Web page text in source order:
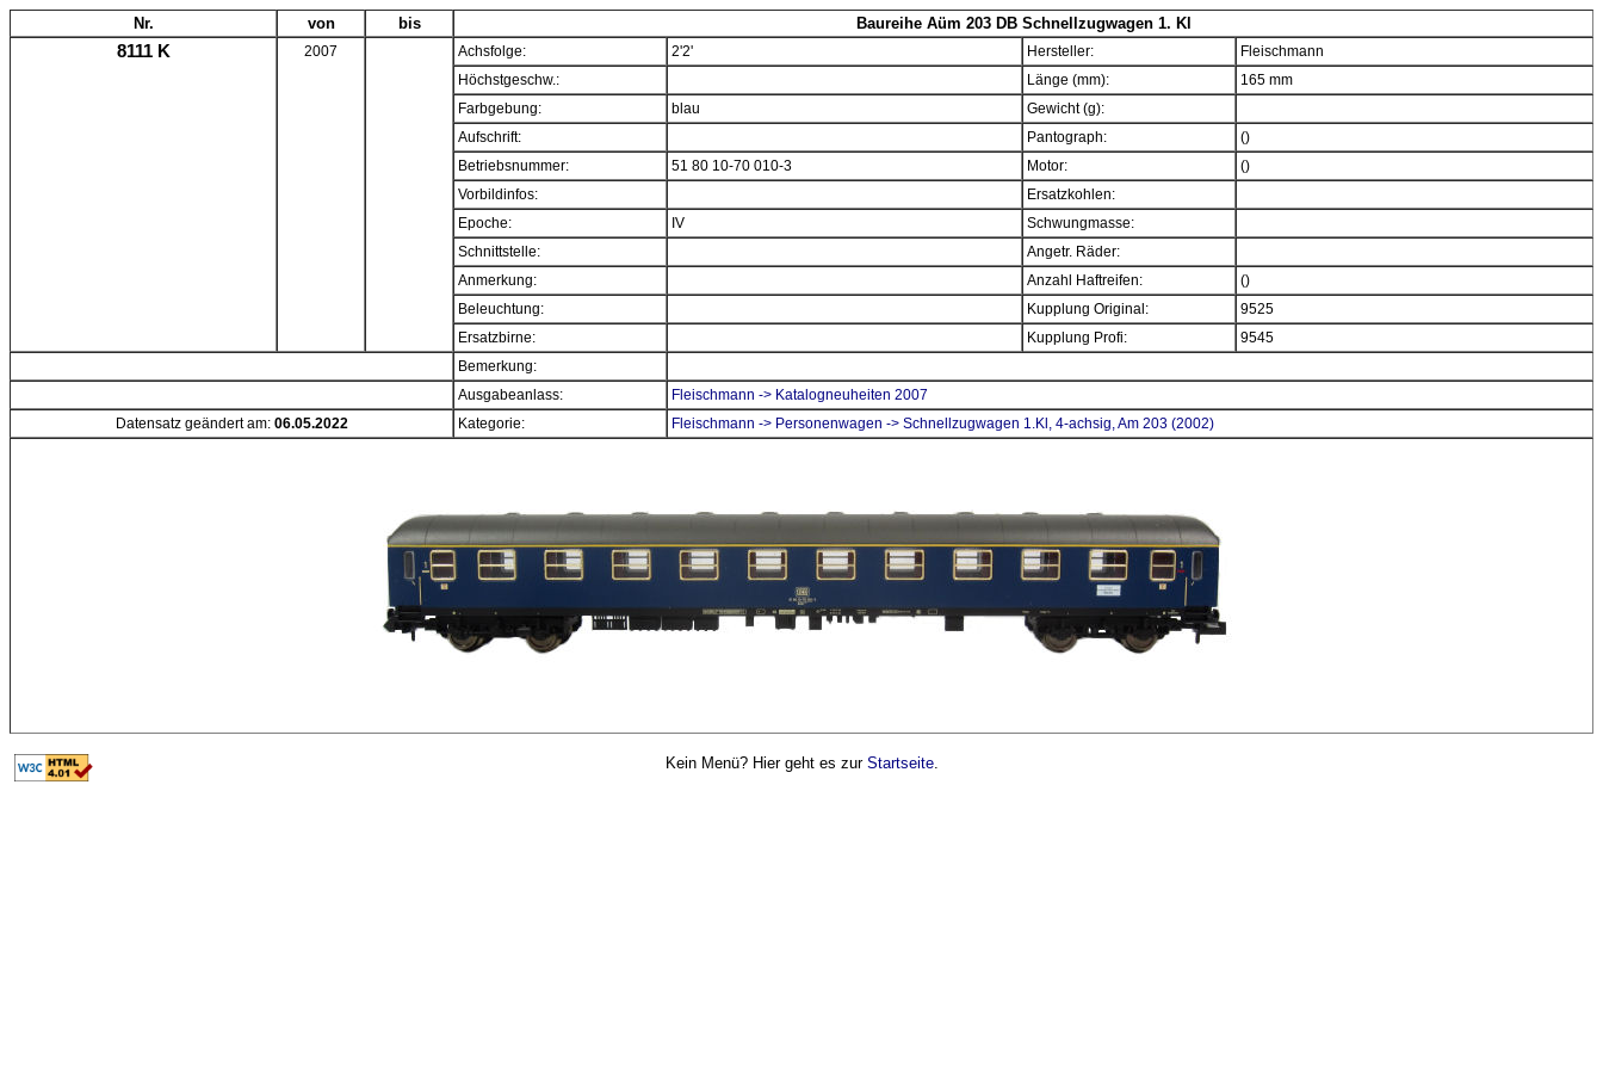
Nr. von bis Baureihe Aüm 203 DB Schnellzugwagen 1. Kl
8111 K 2007 Achsfolge: 2'2' Hersteller:
Fleischmann
Höchstgeschw.:
Länge (mm):
165 mm
Farbgebung:
blau
Gewicht (g):
Aufschrift:
Pantograph:
()
Betriebsnummer:
51 80 10-70 010-3 Motor:
()
Vorbildinfos:
Ersatzkohlen:
Epoche:
IV
Schwungmasse:
Schnittstelle:
Angetr. Räder:
Anmerkung:
Anzahl Haftreifen:
()
Beleuchtung:
Kupplung Original:
9525
Ersatzbirne:
Kupplung Profi:
9545
Bemerkung:
Ausgabeanlass:
Fleischmann -> Katalogneuheiten 2007
Datensatz geändert am: 06.05.2022 Kategorie: Fleischmann -> Personenwagen -> Schnellzugwagen 1.Kl, 4-achsig, Am 203 (2002)
Kein Menü? Hier geht es zur Startseite.